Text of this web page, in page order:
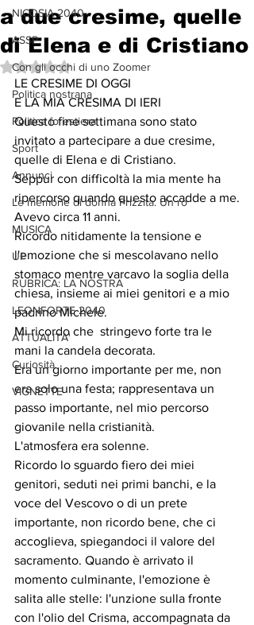
NICOSIA 2040
ASSP
Con gli occhi di uno Zoomer
Politica nostrana
Politica forestiera
Sport
Annunci
Le memorie di donna Prizzita. Un ro
MUSICA
UP
RUBRICA: LA NOSTRA
LEONFORTE 2040
ATTUALITA'
Curiosità
VIGNETTE
a due cresime, quelle
di Elena e di Cristiano
Valutazione NaN stelle su 5.
LE CRESIME DI OGGI
E LA MIA CRESIMA DI IERI
Questo fine settimana sono stato
invitato a partecipare a due cresime,
quelle di Elena e di Cristiano.
Seppur con difficoltà la mia mente ha
ripercorso quando questo accadde a me.
Avevo circa 11 anni.
Ricordo nitidamente la tensione e
l'emozione che si mescolavano nello
stomaco mentre varcavo la soglia della
chiesa, insieme ai miei genitori e a mio
padrino Michele.
Mi ricordo che  stringevo forte tra le
mani la candela decorata.
Era un giorno importante per me, non
era solo una festa; rappresentava un
passo importante, nel mio percorso
giovanile nella cristianità.
L'atmosfera era solenne.
Ricordo lo sguardo fiero dei miei
genitori, seduti nei primi banchi, e la
voce del Vescovo o di un prete
importante, non ricordo bene, che ci
accoglieva, spiegandoci il valore del
sacramento. Quando è arrivato il
momento culminante, l'emozione è
salita alle stelle: l'unzione sulla fronte
con l'olio del Crisma, accompagnata da